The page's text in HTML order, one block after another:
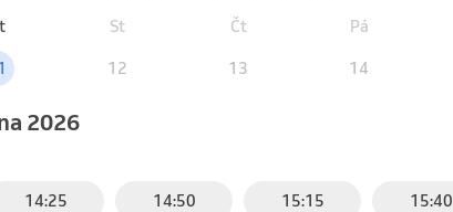
St Čt Pá
12 13 14
2026
14:25 14:50 15:15 15:40